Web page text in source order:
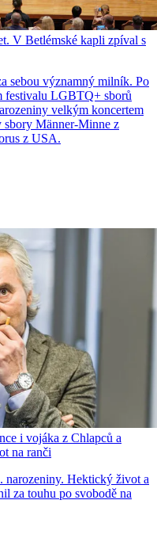
V Betlémské kapli zpíval s
sebou významný milník. Po
festivalu LGBTQ+ sborů
velkým koncertem
sbory Männer-Minne z
z USA.
i vojáka z Chlapců a
na ranči
narozeniny. Hektický život a
za touhu po svobodě na